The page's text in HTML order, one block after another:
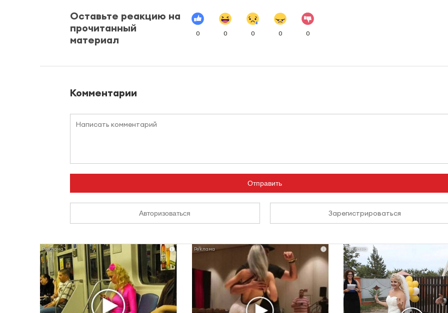
Оставьте реакцию на
прочитанный
материал
0 0 0 0 0
Комментарии
Отправить
Авторизоваться Зарегистрироваться
i i